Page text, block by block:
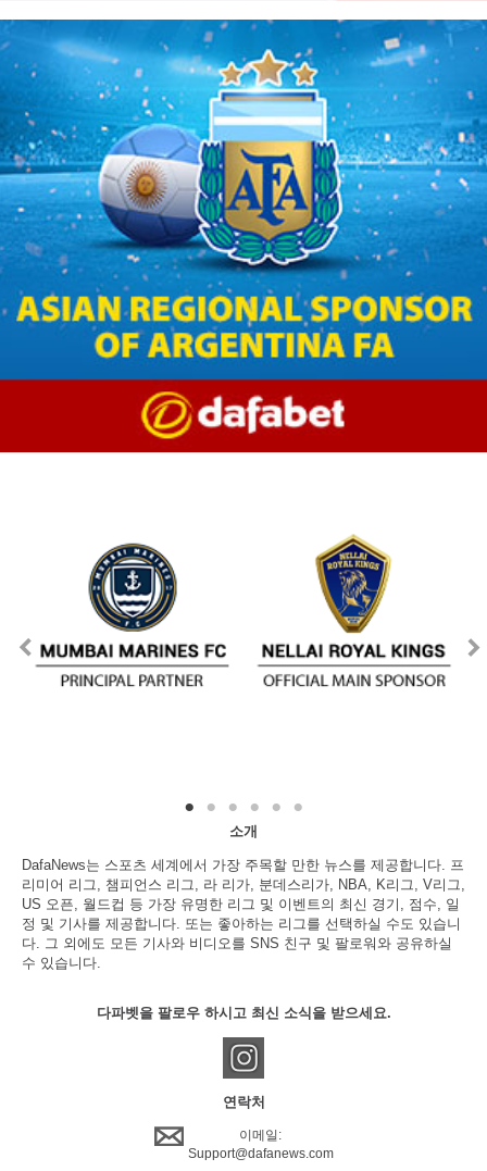
소개
DafaNews는 스포츠 세계에서 가장 주목할 만한 뉴스를 제공합니다. 프
리미어 리그, 챔피언스 리그, 라 리가, 분데스리가, NBA, K리그, V리그,
US 오픈, 월드컵 등 가장 유명한 리그 및 이벤트의 최신 경기, 점수, 일
정 및 기사를 제공합니다. 또는 좋아하는 리그를 선택하실 수도 있습니
다. 그 외에도 모든 기사와 비디오를 SNS 친구 및 팔로워와 공유하실
수 있습니다.
다파벳을 팔로우 하시고 최신 소식을 받으세요.
연락처
이메일:
Support@dafanews.com